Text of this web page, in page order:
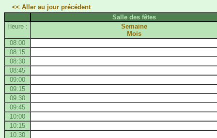
<< Aller au jour précédent
Salle des fêtes
Heure :
Semaine
Mois
08:00
08:15
08:30
08:45
09:00
09:15
09:30
09:45
10:00
10:15
10:30